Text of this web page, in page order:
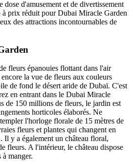
dose d'amusement et de divertissement
à prix réduit pour Dubai Miracle Garden
des attractions incontournables de
fleurs épanouies flottant dans l'air
la vue de fleurs aux couleurs
de fond le désert aride de Dubaï. C'est
en entrant dans le Dubai Miracle
de 150 millions de fleurs, le jardin est
horticoles élaborés. Ne
l'horloge florale de 15 mètres de
fleurs et plantes qui changent en
Il y a également un château floral,
fleurs. A l'intérieur, le château dispose
à manger.